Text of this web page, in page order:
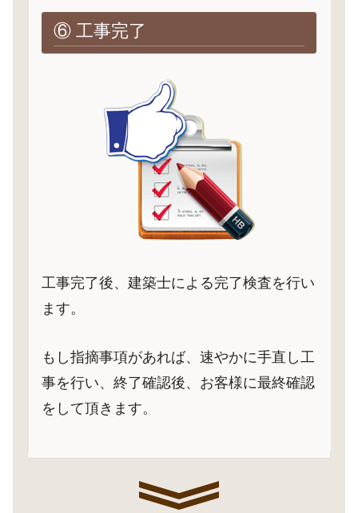
⑥ 工事完了
工事完了後、建築士による完了検査を行い
ます。
もし指摘事項があれば、速やかに手直し工
事を行い、終了確認後、お客様に最終確認
をして頂きます。